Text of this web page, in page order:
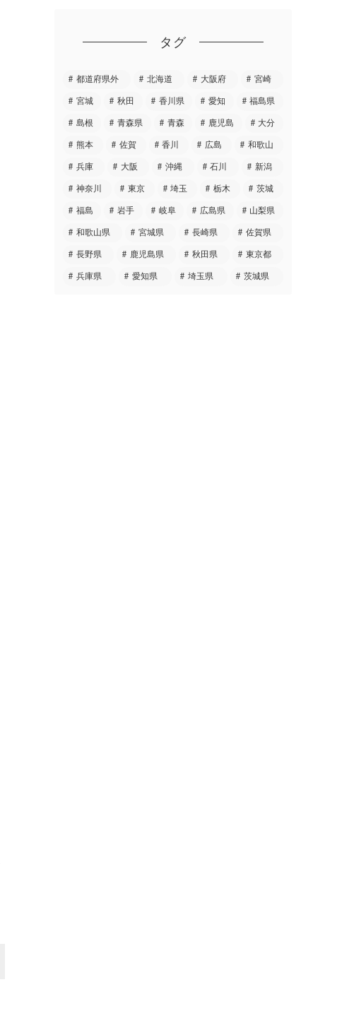
タグ
都道府県外 北海道 大阪府 宮崎
宮城 秋田 香川県 愛知 福島県
島根 青森県 青森 鹿児島 大分
熊本 佐賀 香川 広島 和歌山
兵庫 大阪 沖縄 石川 新潟
神奈川 東京 埼玉 栃木 茨城
福島 岩手 岐阜 広島県 山梨県
和歌山県 宮城県 長崎県 佐賀県
長野県 鹿児島県 秋田県 東京都
兵庫県 愛知県 埼玉県 茨城県